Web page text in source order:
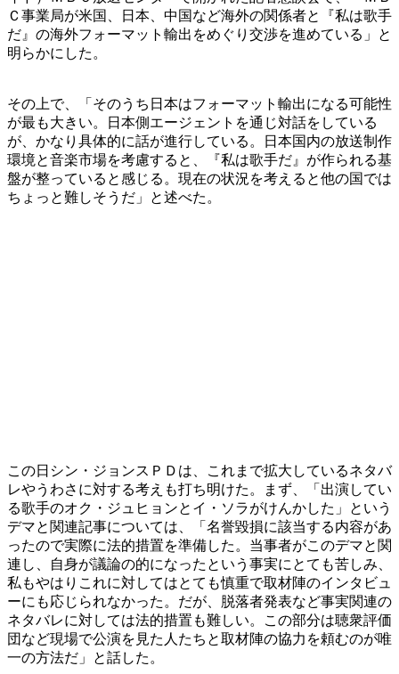
Ｃ事業局が米国、日本、中国など海外の関係者と『私は歌手
だ』の海外フォーマット輸出をめぐり交渉を進めている」と
明らかにした。
その上で、「そのうち日本はフォーマット輸出になる可能性
が最も大きい。日本側エージェントを通じ対話をしている
が、かなり具体的に話が進行している。日本国内の放送制作
環境と音楽市場を考慮すると、『私は歌手だ』が作られる基
盤が整っていると感じる。現在の状況を考えると他の国では
ちょっと難しそうだ」と述べた。
この日シン・ジョンスＰＤは、これまで拡大しているネタバ
レやうわさに対する考えも打ち明けた。まず、「出演してい
る歌手のオク・ジュヒョンとイ・ソラがけんかした」という
デマと関連記事については、「名誉毀損に該当する内容があ
ったので実際に法的措置を準備した。当事者がこのデマと関
連し、自身が議論の的になったという事実にとても苦しみ、
私もやはりこれに対してはとても慎重で取材陣のインタビュ
ーにも応じられなかった。だが、脱落者発表など事実関連の
ネタバレに対しては法的措置も難しい。この部分は聴衆評価
団など現場で公演を見た人たちと取材陣の協力を頼むのが唯
一の方法だ」と話した。